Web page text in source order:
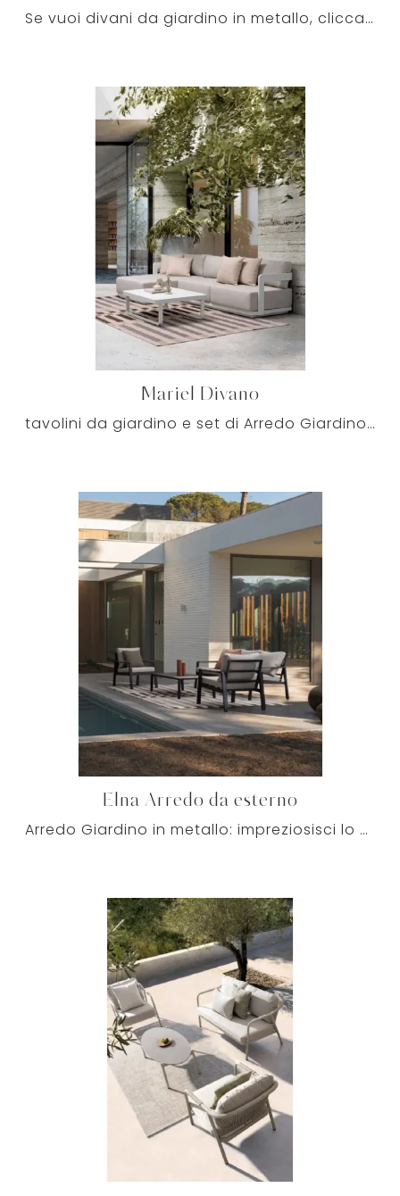
Se vuoi divani da giardino in metallo, clicca e ottieni informazioni sul modello Gerald Divano della marca Bizzotto.
Mariel Divano
tavolini da giardino e set di Arredo Giardino dei migliori brand: scopri di più sul modello Mariel Divano di Bizzotto, clicca subito!
Elna Arredo da esterno
Arredo Giardino in metallo: impreziosisci lo spazio all'aperto con tante opzioni di poltroncine da giardino del marchio Bizzotto.